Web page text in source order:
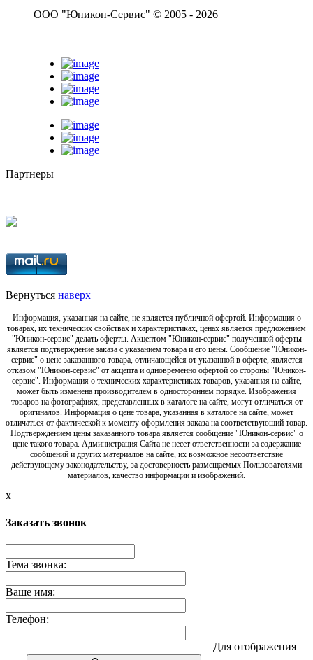
ООО "Юникон-Сервис" © 2005 - 2026
Партнеры
Вернуться наверх
Информация, указанная на сайте, не является публичной офертой. Информация о
товарах, их технических свойствах и характеристиках, ценах является предложением
"Юникон-сервис" делать оферты. Акцептом "Юникон-сервис" полученной оферты
является подтверждение заказа с указанием товара и его цены. Сообщение "Юникон-
сервис" о цене заказанного товара, отличающейся от указанной в оферте, является
отказом "Юникон-сервис" от акцепта и одновременно офертой со стороны "Юникон-
сервис". Информация о технических характеристиках товаров, указанная на сайте,
может быть изменена производителем в одностороннем порядке. Изображения
товаров на фотографиях, представленных в каталоге на сайте, могут отличаться от
оригиналов. Информация о цене товара, указанная в каталоге на сайте, может
отличаться от фактической к моменту оформления заказа на соответствующий товар.
Подтверждением цены заказанного товара является сообщение "Юникон-сервис" о
цене такого товара. Администрация Сайта не несет ответственности за содержание
сообщений и других материалов на сайте, их возможное несоответствие
действующему законодательству, за достоверность размещаемых Пользователями
материалов, качество информации и изображений.
x
Заказать звонок
Тема звонка:
Ваше имя:
Телефон:
Для отображения